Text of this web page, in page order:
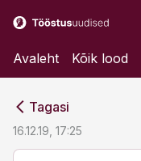
Avaleht Kõik lood
Tagasi
16.12.19, 17:25